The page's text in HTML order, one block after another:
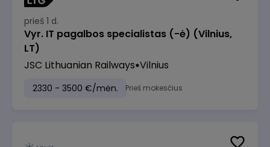
prieš 1 d.
Vyr. IT pagalbos specialistas (-ė) (Vilnius,
LT)
JSC Lithuanian Railways Vilnius
2330 - 3500 €/mėn. Prieš mokesčius